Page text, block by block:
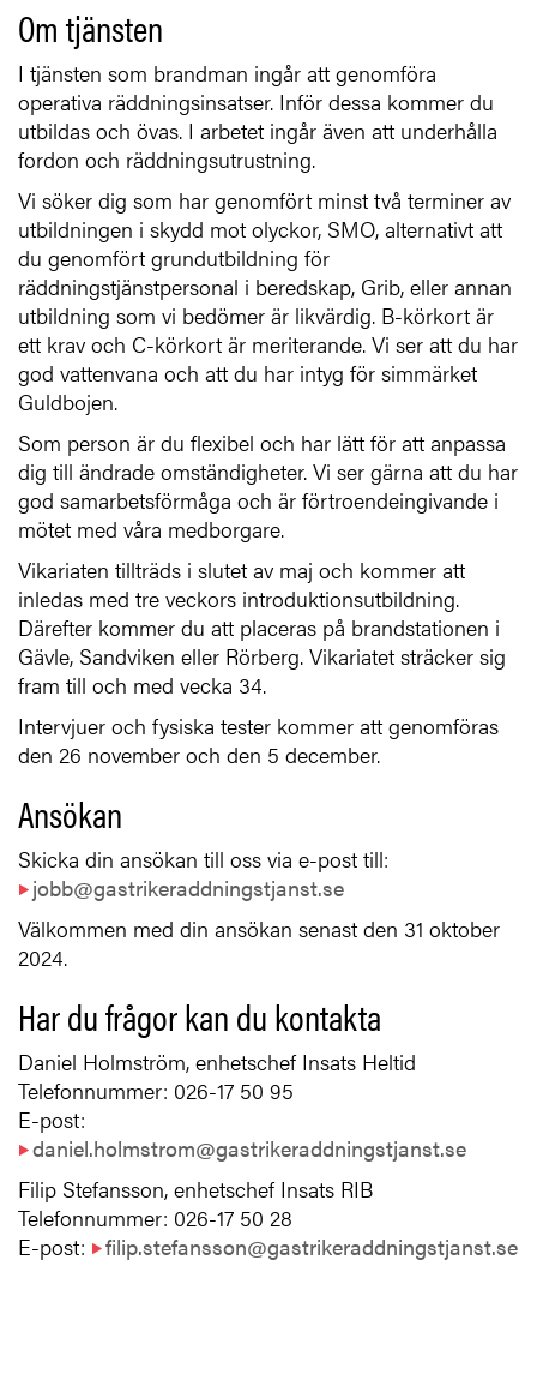
Om tjänsten
I tjänsten som brandman ingår att genomföra
operativa räddningsinsatser. Inför dessa kommer du
utbildas och övas. I arbetet ingår även att underhålla
fordon och räddningsutrustning.
Vi söker dig som har genomfört minst två terminer av
utbildningen i skydd mot olyckor, SMO, alternativt att
du genomfört grundutbildning för
räddningstjänstpersonal i beredskap, Grib, eller annan
utbildning som vi bedömer är likvärdig. B-körkort är
ett krav och C-körkort är meriterande. Vi ser att du har
god vattenvana och att du har intyg för simmärket
Guldbojen.
Som person är du flexibel och har lätt för att anpassa
dig till ändrade omständigheter. Vi ser gärna att du har
god samarbetsförmåga och är förtroendeingivande i
mötet med våra medborgare.
Vikariaten tillträds i slutet av maj och kommer att
inledas med tre veckors introduktionsutbildning.
Därefter kommer du att placeras på brandstationen i
Gävle, Sandviken eller Rörberg. Vikariatet sträcker sig
fram till och med vecka 34.
Intervjuer och fysiska tester kommer att genomföras
den 26 november och den 5 december.
Ansökan
Skicka din ansökan till oss via e-post till:
jobb@gastrikeraddningstjanst.se
Välkommen med din ansökan senast den 31 oktober
2024.
Har du frågor kan du kontakta
Daniel Holmström, enhetschef Insats Heltid
Telefonnummer: 026-17 50 95
E-post:
daniel.holmstrom@gastrikeraddningstjanst.se
Filip Stefansson, enhetschef Insats RIB
Telefonnummer: 026-17 50 28
E-post:
filip.stefansson@gastrikeraddningstjanst.se